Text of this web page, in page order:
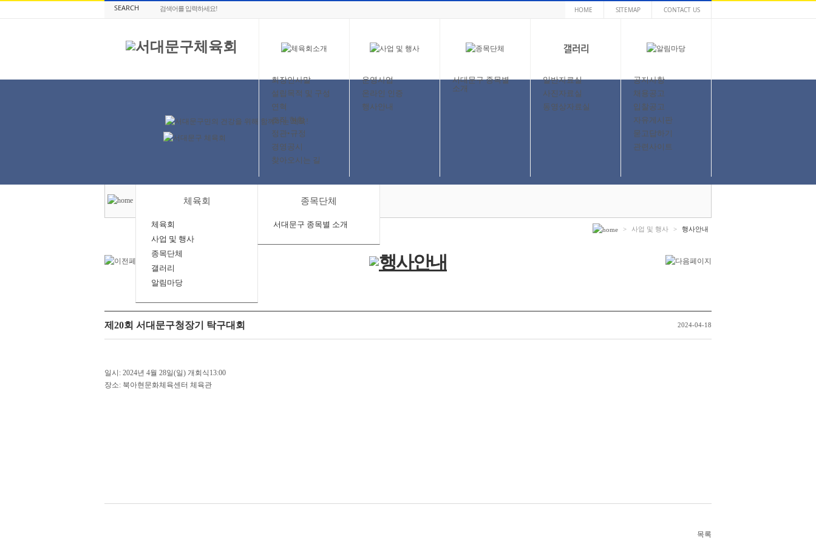
SEARCH HOME SITEMAP CONTACT US
회장인사말
설립목적 및 구성
연혁
조직 현황
정관•규정
경영공시
찾아오시는 길
운영사업
온라인 인증
행사안내
서대문구 종목별
소개
일반자료실
사진자료실
동영상자료실
공지사항
채용공고
입찰공고
자유게시판
묻고답하기
관련사이트
체육회
체육회
사업 및 행사
종목단체
갤러리
알림마당
종목단체
서대문구 종목별 소개 > 사업 및 행사 > 행사안내
제20회 서대문구청장기 탁구대회 2024-04-18
일시: 2024년 4월 28일(일) 개회식13:00
장소: 북아현문화체육센터 체육관
목록